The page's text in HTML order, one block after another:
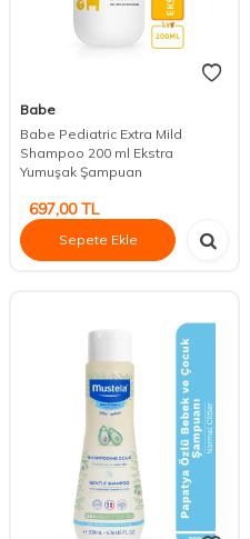
Babe
Babe Pediatric Extra Mild
Shampoo 200 ml Ekstra
Yumuşak Şampuan
697,00TL
Sepete Ekle